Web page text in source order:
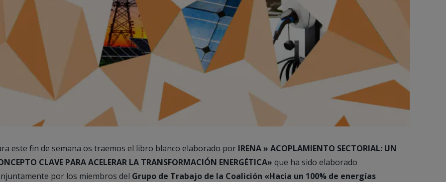
este fin de semana os traemos el libro blanco elaborado por IRENA » ACOPLAMIENTO SECTORIAL: UN
CLAVE PARA ACELERAR LA TRANSFORMACIÓN ENERGÉTICA» que ha sido elaborado
por los miembros del Grupo de Trabajo de la Coalición «Hacia un 100% de energías